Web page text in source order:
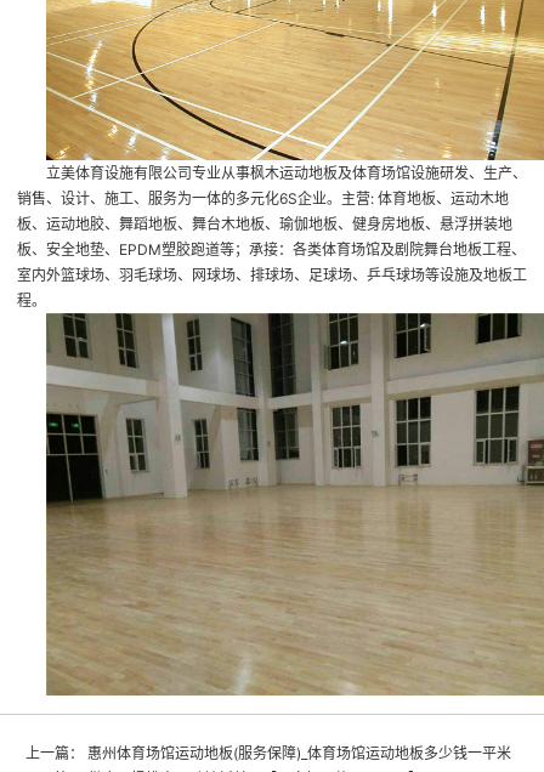
立美体育设施有限公司专业从事枫木运动地板及体育场馆设施研发、生产、
销售、设计、施工、服务为一体的多元化6S企业。主营: 体育地板、运动木地
板、运动地胶、舞蹈地板、舞台木地板、瑜伽地板、健身房地板、悬浮拼装地
板、安全地垫、EPDM塑胶跑道等；承接：各类体育场馆及剧院舞台地板工程、
室内外篮球场、羽毛球场、网球场、排球场、足球场、乒乓球场等设施及地板工
程。
上一篇：
惠州体育场馆运动地板(服务保障)_体育场馆运动地板多少钱一平米